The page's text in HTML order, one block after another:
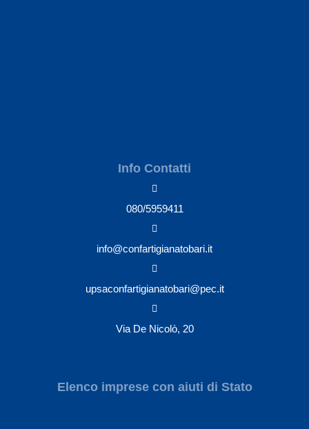
Info Contatti
080/5959411
info@confartigianatobari.it
upsaconfartigianatobari@pec.it
Via De Nicolò, 20
Elenco imprese con aiuti di Stato